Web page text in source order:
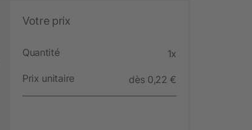
Votre prix
Quantité 1x
Prix unitaire dès 0,22 €